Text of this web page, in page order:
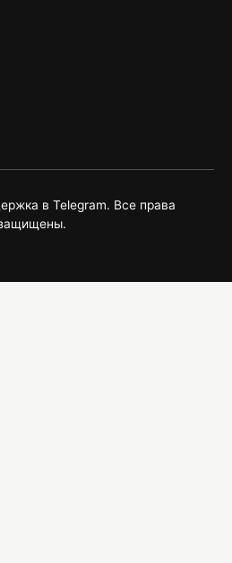
в Telegram. Все права